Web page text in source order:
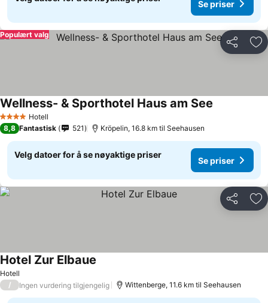
Se priser
Del
Populært valg
4 StjernerHotell
Wellness- & Sporthotel Haus am See
8,8 Fantastisk 521 Kröpelin, 16.8 km til Seehausen
Velg datoer for å se nøyaktige priser
Se priser
Del
Hotell
Hotel Zur Elbaue
/ Ingen vurdering tilgjengelig Wittenberge, 11.6 km til Seehausen